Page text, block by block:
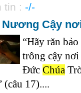
tin : -/-
Cậy
“Hãy răn
trông cậy nơi
Đức Chúa
(câu 17)....